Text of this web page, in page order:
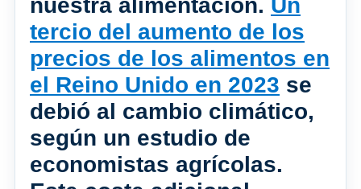
nuestra alimentación. Un
tercio del aumento de los
precios de los alimentos en
el Reino Unido en 2023 se
debió al cambio climático,
según un estudio de
economistas agrícolas.